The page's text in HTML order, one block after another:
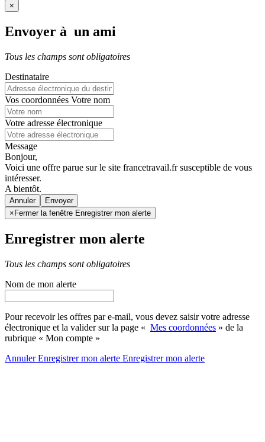
×
Envoyer à un ami
Tous les champs sont obligatoires
Destinataire
Vos coordonnées Votre nom
Votre adresse électronique
Message
Bonjour,
Voici une offre parue sur le site francetravail.fr susceptible de vous
intéresser.
A bientôt.
Annuler
× Fermer la fenêtre Enregistrer mon alerte
Enregistrer mon alerte
Tous les champs sont obligatoires
Nom de mon alerte
Pour recevoir les offres par e-mail, vous devez saisir votre adresse
électronique et la valider sur la page « Mes coordonnées » de la
rubrique « Mon compte »
AnnulerEnregistrer mon alerte Enregistrermon alerte